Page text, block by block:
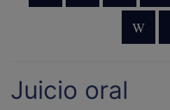
W
Juicio oral